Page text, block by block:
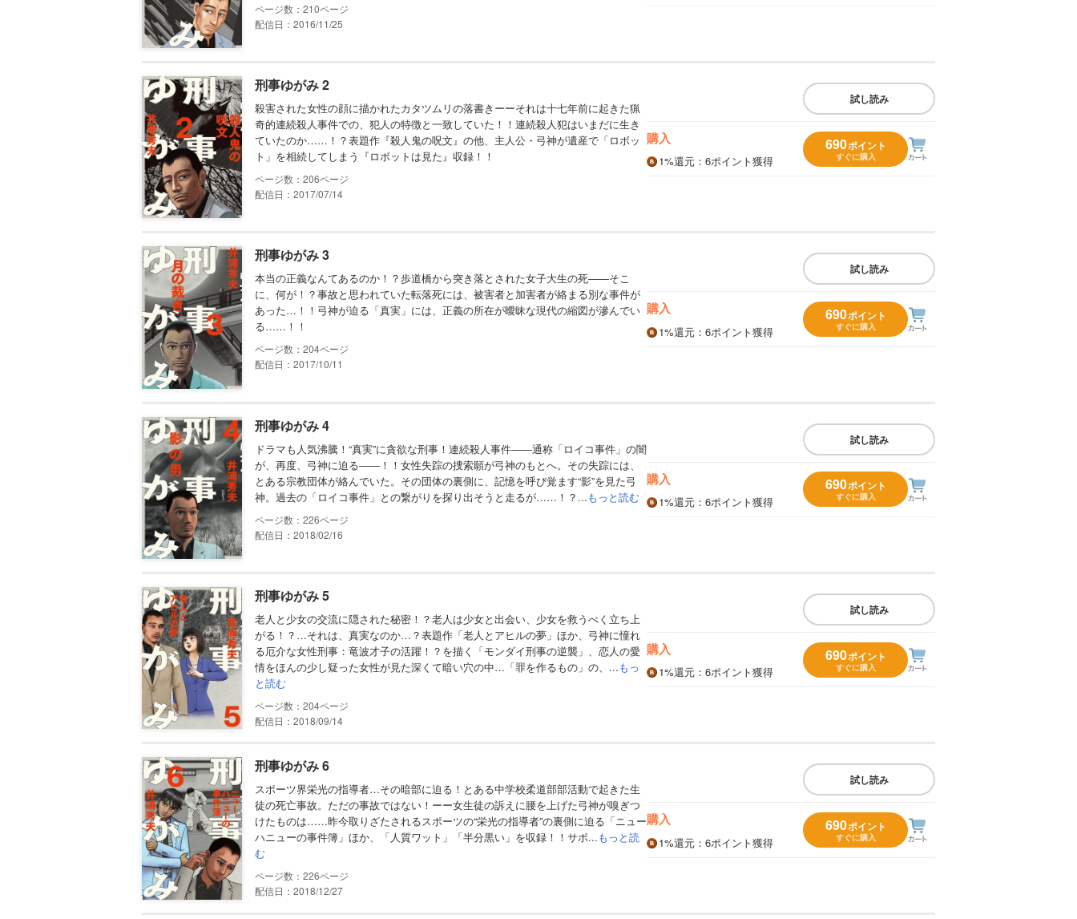
210
配信日：2016/11/25
刑事ゆがみ 2
殺害された女性の顔に描かれたカタツムリの落書きーーそれは十七年前に起きた猟
奇的連続殺人事件での、犯人の特徴と一致していた！！連続殺人犯はいまだに生き
ていたのか……！？表題作『殺人鬼の呪文』の他、主人公・弓神が遺産で「ロボッ
ト」を相続してしまう『ロボットは見た』収録！！
206
配信日：2017/07/14
試し読み
購入
1%還元 ：6ポイント獲得
690ポイント
すぐに購入
刑事ゆがみ 3
本当の正義なんてあるのか！？歩道橋から突き落とされた女子大生の死――そこ
に、何が！？事故と思われていた転落死には、被害者と加害者が絡まる別な事件が
あった…！！弓神が迫る「真実」には、正義の所在が曖昧な現代の縮図が滲んでい
る……！！
204
配信日：2017/10/11
試し読み
購入
1%還元 ：6ポイント獲得
690ポイント
すぐに購入
刑事ゆがみ 4
ドラマも人気沸騰！“真実”に貪欲な刑事！連続殺人事件――通称「ロイコ事件」の闇
が、再度、弓神に迫る――！！女性失踪の捜索願が弓神のもとへ。その失踪には、
とある宗教団体が絡んでいた。その団体の裏側に、記憶を呼び覚ます“影”を見た弓
神。過去の「ロイコ事件」との繋がりを探り出そうと走るが……！？...もっと読む
226
配信日：2018/02/16
試し読み
購入
1%還元 ：6ポイント獲得
690ポイント
すぐに購入
刑事ゆがみ 5
老人と少女の交流に隠された秘密！？老人は少女と出会い、少女を救うべく立ち上
がる！？…それは、真実なのか…？表題作「老人とアヒルの夢」ほか、弓神に憧れ
る厄介な女性刑事：竜波才子の活躍！？を描く「モンダイ刑事の逆襲」、恋人の愛
情をほんの少し疑った女性が見た深くて暗い穴の中…「罪を作るもの」の、...もっ
と読む
204
配信日：2018/09/14
試し読み
購入
1%還元 ：6ポイント獲得
690ポイント
すぐに購入
刑事ゆがみ 6
スポーツ界栄光の指導者…その暗部に迫る！とある中学校柔道部部活動で起きた生
徒の死亡事故。ただの事故ではない！ーー女生徒の訴えに腰を上げた弓神が嗅ぎつ
けたものは……昨今取りざたされるスポーツの“栄光の指導者”の裏側に迫る「ニュー
ハニューの事件簿」ほか、「人質ワット」「半分黒い」を収録！！サボ...もっと読
む
226
配信日：2018/12/27
試し読み
購入
1%還元 ：6ポイント獲得
690ポイント
すぐに購入